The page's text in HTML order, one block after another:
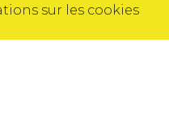
sur les cookies